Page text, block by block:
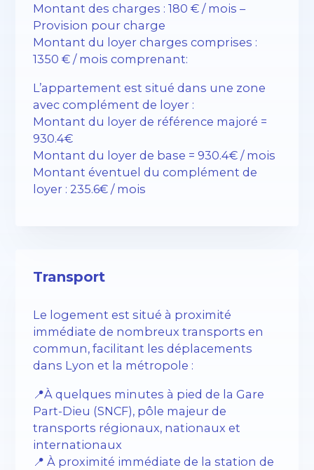
Montant des charges : 180 € / mois –
Provision pour charge
Montant du loyer charges comprises :
1350 € / mois comprenant:
L’appartement est situé dans une zone
avec complément de loyer :
Montant du loyer de référence majoré =
930.4€
Montant du loyer de base = 930.4€ / mois
Montant éventuel du complément de
loyer : 235.6€ / mois
Transport
Le logement est situé à proximité
immédiate de nombreux transports en
commun, facilitant les déplacements
dans Lyon et la métropole :
📍À quelques minutes à pied de la Gare
Part-Dieu (SNCF), pôle majeur de
transports régionaux, nationaux et
internationaux
📍 À proximité immédiate de la station de